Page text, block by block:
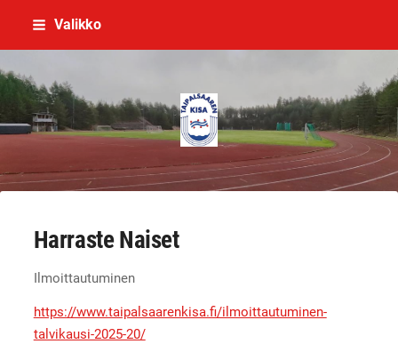
Siirry
Valikko
Taipalsaaren Kisa
Harraste Naiset
Ilmoittautuminen
https://www.taipalsaarenkisa.fi/ilmoittautuminen-
talvikausi-2025-20/